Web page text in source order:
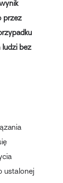
przez
bez
ustalonej